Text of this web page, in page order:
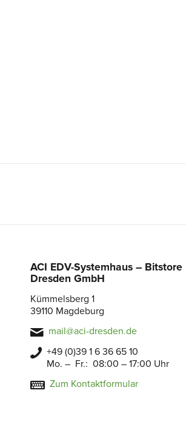
ACI EDV-Systemhaus – Bitstore
Dresden GmbH
Kümmelsberg 1
39110 Magdeburg
mail@aci-dresden.de
+49 (0)39 1 6 36 65 10
Mo. – Fr.: 08:00 – 17:00 Uhr
Zum Kontaktformular